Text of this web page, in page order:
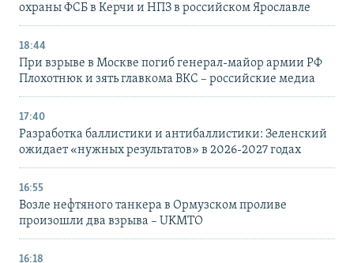
охраны ФСБ в Керчи и НПЗ в российском Ярославле
18:44
При взрыве в Москве погиб генерал-майор армии РФ
Плохотнюк и зять главкома ВКС – российские медиа
17:40
Разработка баллистики и антибаллистики: Зеленский
ожидает «нужных результатов» в 2026-2027 годах
16:55
Возле нефтяного танкера в Ормузском проливе
произошли два взрыва – UKMTO
16:18